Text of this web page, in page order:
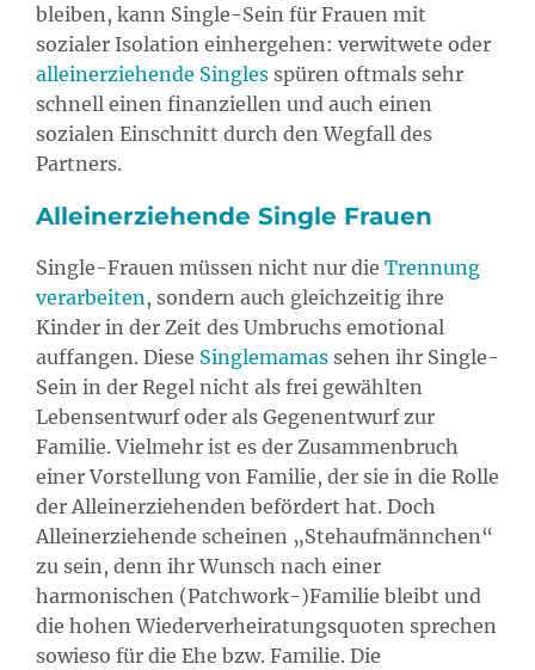
bleiben, kann Single-Sein für Frauen mit
sozialer Isolation einhergehen: verwitwete oder
alleinerziehende Singles spüren oftmals sehr
schnell einen finanziellen und auch einen
sozialen Einschnitt durch den Wegfall des
Partners.
Alleinerziehende Single Frauen
Single-Frauen müssen nicht nur die Trennung
verarbeiten, sondern auch gleichzeitig ihre
Kinder in der Zeit des Umbruchs emotional
auffangen. Diese Singlemamas sehen ihr Single-
Sein in der Regel nicht als frei gewählten
Lebensentwurf oder als Gegenentwurf zur
Familie. Vielmehr ist es der Zusammenbruch
einer Vorstellung von Familie, der sie in die Rolle
der Alleinerziehenden befördert hat. Doch
Alleinerziehende scheinen „Stehaufmännchen“
zu sein, denn ihr Wunsch nach einer
harmonischen (Patchwork-)Familie bleibt und
die hohen Wiederverheiratungsquoten sprechen
sowieso für die Ehe bzw. Familie. Die